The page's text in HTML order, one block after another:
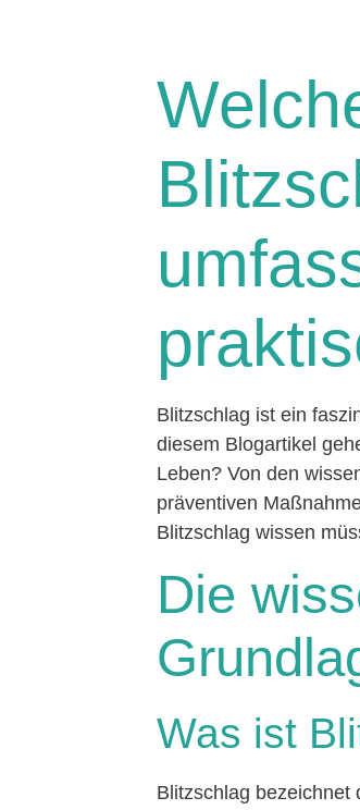
Blitzschlag ist ein
diesem Blogartikel
Leben? Von den
präventiven
Blitzschlag wissen
Die
Was ist
Blitzschlag bezeichnet